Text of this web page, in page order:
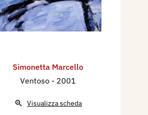
Simonetta Marcello
Ventoso - 2001
Visualizza scheda